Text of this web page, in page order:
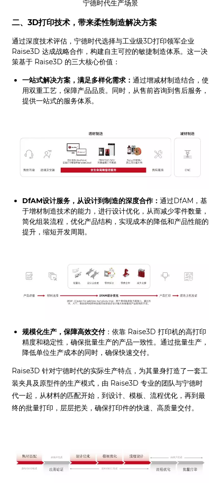
宁德时代生产场景
二、3D打印技术，带来柔性制造解决方案
通过深度技术评估，宁德时代选择与工业级3D打印领军企业
Raise3D 达成战略合作，构建自主可控的敏捷制造体系。这一决
策基于 Raise3D 的三大核心价值：
一站式解决方案，满足多样化需求： 通过增减材制造结合，使
用双重工艺，保障产品品质。同时，从售前咨询到售后服务，
提供一站式的服务体系。
DfAM设计服务，从设计到制造的深度合作： 通过DfAM，基
于增材制造技术的能力，进行设计优化，从而减少零件数量，
简化组装流程，优化产品结构，实现成本的降低和产品性能的
提升，缩短开发周期。
规模化生产，保障高效交付：依靠 Raise3D 打印机的高打印
精度和稳定性，确保批量生产的产品一致性。通过批量生产，
降低单位生产成本的同时，确保快速交付。
Raise3D 针对宁德时代的实际生产特点，为其量身打造了一套工
装夹具及原型件的生产模式，由 Raise3D 专业的团队与宁德时
代一起，从材料的匹配开始，到设计、模板、流程优化，再到最
终的批量打印，层层把关，确保打印件的快速、高质量交付。